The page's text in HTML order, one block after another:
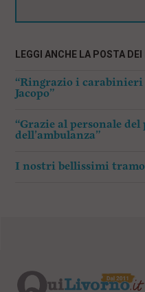
LEGGI ANCHE LA POSTA
“Ringrazio i carabinieri
Jacopo”
“Grazie al personale
dell’ambulanza”
I nostri bellissimi